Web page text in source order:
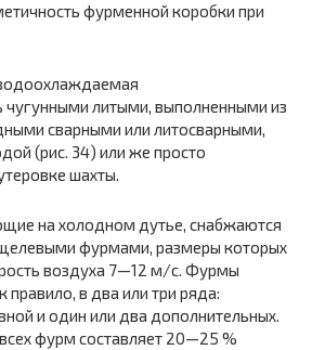
фурменной коробки при
литыми, выполненными из
сварными или литосварными,
(рис. 34) или же просто
шахты.
на холодном дутье, снабжаются
фурмами, размеры которых
воздуха 7—12 м/с. Фурмы
правило, в два или три ряда:
и один или два дополнительных.
фурм составляет 20—25 %